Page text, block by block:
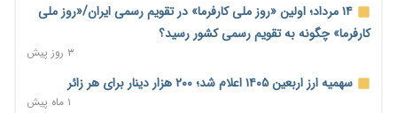
وام بدون رتبه اعتباری؛ صندوق کارآفرینی امید از حمایت متفاوت
ناترازی برق ۳۰ درصد کاهش یافت؛ وعده وزارت نیرو برای رفع
۱۴ مرداد؛ اولین «روز ملی کارفرما» در تقویم رسمی ایران/«روز ملی
کارفرما» چگونه به تقویم رسمی کشور رسید؟
۳ روز پیش
سهمیه ارز اربعین ۱۴۰۵ اعلام شد؛ ۲۰۰ هزار دینار برای هر زائر
۱ ماه پیش